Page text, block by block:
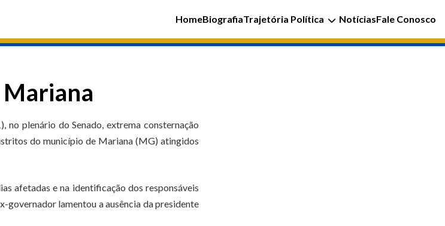
HomeBiografiaTrajetória Política NotíciasFale Conosco
Mariana
plenário do Senado, extrema consternação
do município de Mariana (MG) atingidos
afetadas e na identificação dos responsáveis
governador lamentou a ausência da presidente